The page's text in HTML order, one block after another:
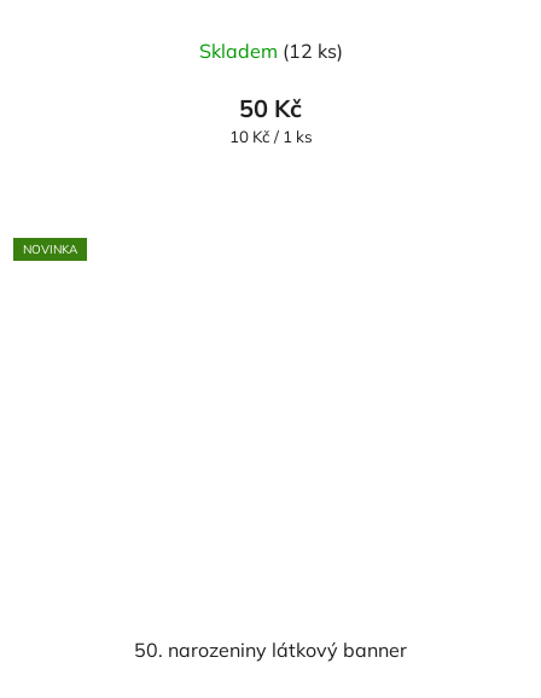
Skladem (12 ks)
50 Kč
Měrná
10 Kč / 1 ks
NOVINKA
50. narozeniny látkový banner